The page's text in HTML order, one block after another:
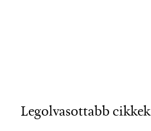
Legolvasottabb cikkek